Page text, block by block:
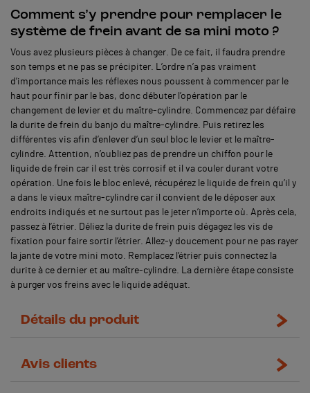
Comment s’y prendre pour remplacer le
système de frein avant de sa mini moto ?
Vous avez plusieurs pièces à changer. De ce fait, il faudra prendre
son temps et ne pas se précipiter. L’ordre n’a pas vraiment
d’importance mais les réflexes nous poussent à commencer par le
haut pour finir par le bas, donc débuter l’opération par le
changement de levier et du maître-cylindre. Commencez par défaire
la durite de frein du banjo du maître-cylindre. Puis retirez les
différentes vis afin d’enlever d’un seul bloc le levier et le maître-
cylindre. Attention, n’oubliez pas de prendre un chiffon pour le
liquide de frein car il est très corrosif et il va couler durant votre
opération. Une fois le bloc enlevé, récupérez le liquide de frein qu’il y
a dans le vieux maître-cylindre car il convient de le déposer aux
endroits indiqués et ne surtout pas le jeter n’importe où. Après cela,
passez à l’étrier. Déliez la durite de frein puis dégagez les vis de
fixation pour faire sortir l’étrier. Allez-y doucement pour ne pas rayer
la jante de votre mini moto. Remplacez l’étrier puis connectez la
durite à ce dernier et au maître-cylindre. La dernière étape consiste
à purger vos freins avec le liquide adéquat.
Détails du produit
Avis clients